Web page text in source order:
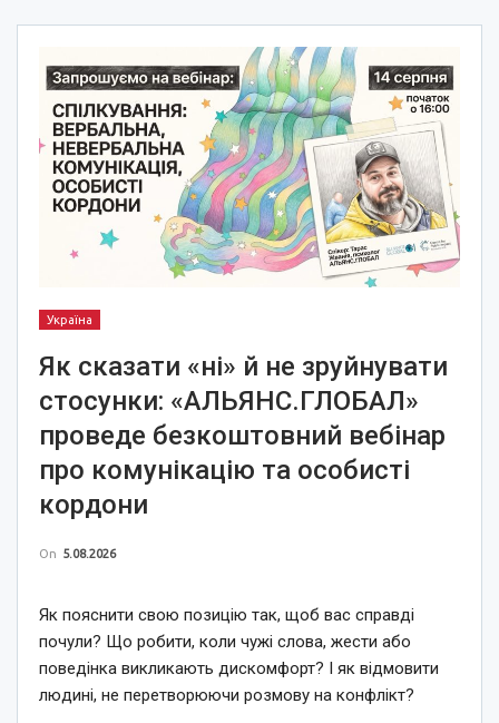
Україна
Як сказати «ні» й не зруйнувати
стосунки: «АЛЬЯНС.ГЛОБАЛ»
проведе безкоштовний вебінар
про комунікацію та особисті
кордони
On 5.08.2026
Як пояснити свою позицію так, щоб вас справді
почули? Що робити, коли чужі слова, жести або
поведінка викликають дискомфорт? І як відмовити
людині, не перетворюючи розмову на конфлікт?